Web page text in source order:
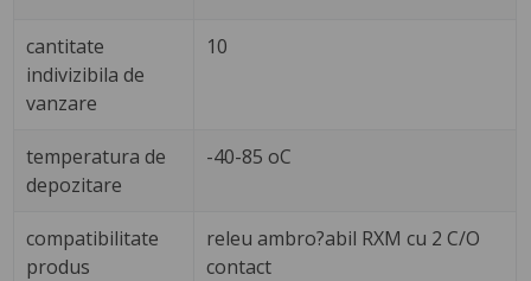
cantitate
indivizibila de
vanzare
10
temperatura de
depozitare
-40-85 oC
compatibilitate
produs
releu ambro?abil RXM cu 2 C/O
contact